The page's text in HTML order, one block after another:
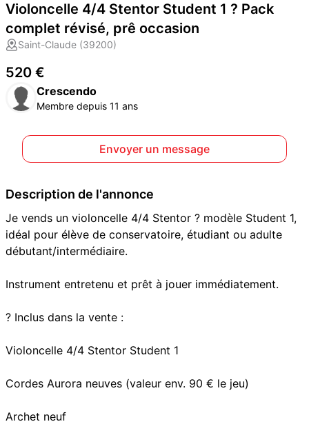
Violoncelle 4/4 Stentor Student 1 ? Pack
complet révisé, prê occasion
Saint-Claude (39200)
520 €
Crescendo
Membre depuis 11 ans
Envoyer un message
Description de l'annonce
Je vends un violoncelle 4/4 Stentor ? modèle Student 1,
idéal pour élève de conservatoire, étudiant ou adulte
débutant/intermédiaire.
Instrument entretenu et prêt à jouer immédiatement.
? Inclus dans la vente :
Violoncelle 4/4 Stentor Student 1
Cordes Aurora neuves (valeur env. 90 € le jeu)
Archet neuf